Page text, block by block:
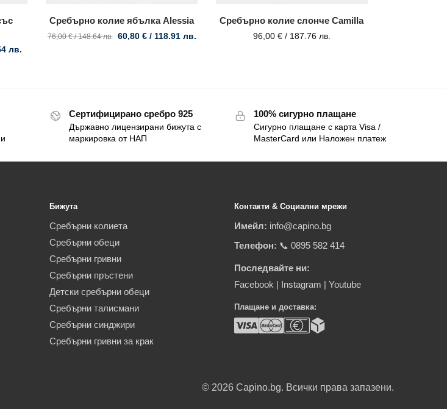
лв.
Сребърно колие ябълка Alessia
76,00€ / 148.64 лв. 60,80 € / 118.91 лв.
Сребърно колие слонче Camilla
96,00 € / 187.76 лв.
Сертифицирано сребро 925
Държавно лицензирани бижута с
маркировка от НАП
100% сигурно плащане
Сигурно плащане с карта Visa /
MasterCard или Наложен платеж
Бижута
Сребърни колиета
Сребърни обеци
Сребърни гривни
Сребърни пръстени
Детски сребърни обеци
Сребърни талисмани
Сребърни синджири
Сребърни гривни за крак
Контакти & Социални мрежи
Имейл: info@capino.bg
Телефон: 📞 0895 582 414
Последвайте ни:
Facebook | Instagram | Youtube
Плащане и доставка:
© 2026 Capino.bg. Всички права запазени.